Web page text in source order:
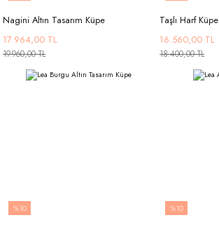
Nagini Altın Tasarım Küpe
17.964,00 TL
19.960,00 TL
Taşlı Harf Küpe
16.560,00 TL
18.400,00 TL
%10 %10